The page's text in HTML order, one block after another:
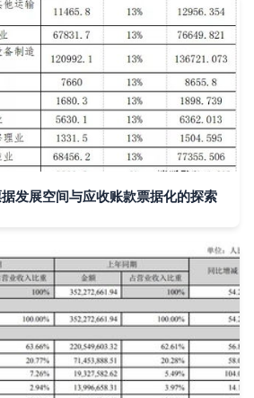
发展空间与应收账款票据化的探索